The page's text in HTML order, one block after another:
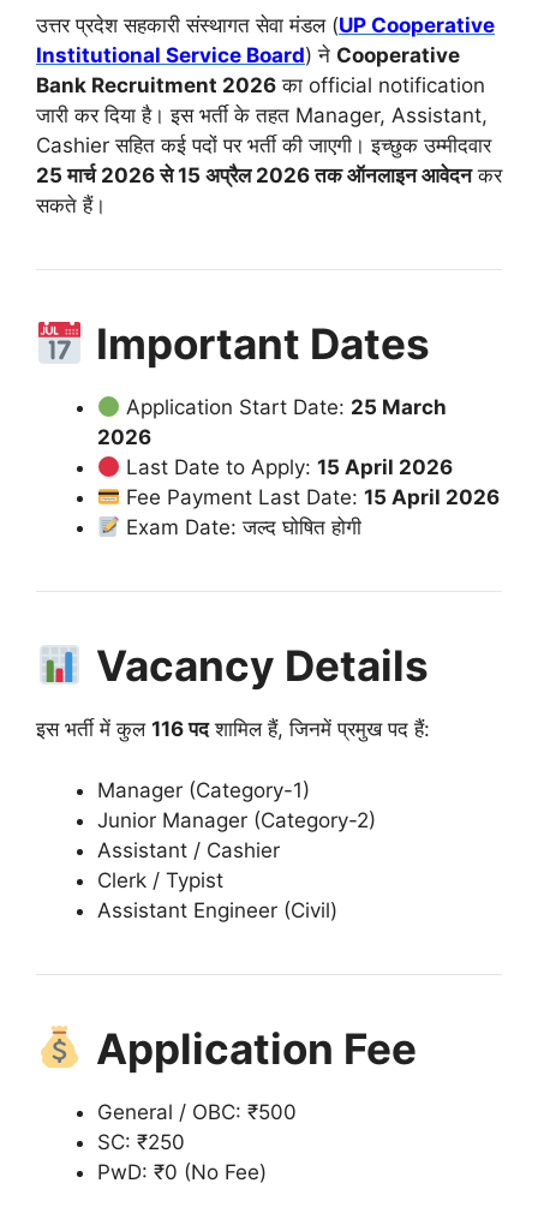
उत्तर प्रदेश सहकारी संस्थागत सेवा मंडल(UP Cooperative
Institutional Service Board) ने Cooperative
Bank Recruitment 2026 का official notification
जारी कर दिया है। इस भर्ती के तहत Manager, Assistant,
Cashier सहित कई पदों पर भर्ती की जाएगी। इच्छुक उम्मीदवार
25 मार्च 2026 से 15 अप्रैल 2026 तक ऑनलाइन आवेदनकर
सकते हैं।
Important Dates
Application Start Date: 25 March
2026
Last Date to Apply:15 April 2026
Fee Payment Last Date:15 April 2026
Exam Date: जल्द घोषित होगी
Vacancy Details
इस भर्ती में कुल 116 पदशामिल हैं, जिनमें प्रमुख पद हैं:
Manager (Category-1)
Junior Manager (Category-2)
Assistant / Cashier
Clerk / Typist
Assistant Engineer (Civil)
Application Fee
General / OBC: ₹500
SC: ₹250
PwD: ₹0 (No Fee)